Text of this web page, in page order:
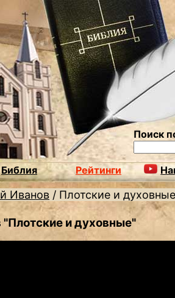
Поиск
Библия Рейтинги
Иванов / Плотские и духовные
"Плотские и духовные"